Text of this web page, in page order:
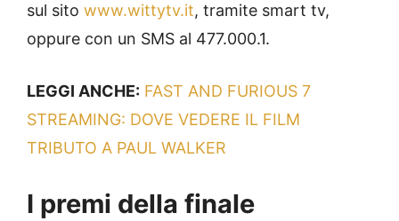
sul sito www.wittytv.it, tramite smart tv,
oppure con un SMS al 477.000.1.
LEGGI ANCHE: FAST AND FURIOUS 7
STREAMING: DOVE VEDERE IL FILM
TRIBUTO A PAUL WALKER
I premi della finale